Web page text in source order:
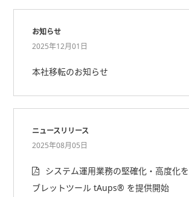
お知らせ
2025年12月01日
本社移転のお知らせ
ニュースリリース
2025年08月05日
システム運用業務の堅確化・高度化
ブレットツール tAups® を提供開始